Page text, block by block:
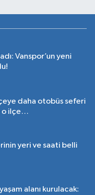
Vanspor’un yeni
daha otobüs seferi
o ilçe…
yeri ve saati belli
alanı kurulacak: